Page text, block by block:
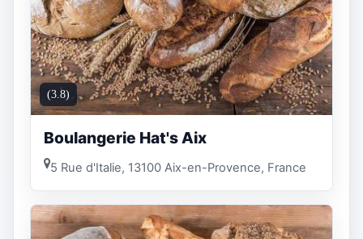
(3.8)
Boulangerie Hat's Aix
5 Rue d'Italie, 13100 Aix-en-Provence, France